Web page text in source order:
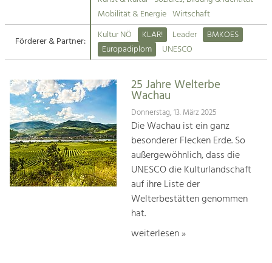
Suche
Impressum
Kontakt
Tourismus
Angebotsentwicklung und
Kunst & Kultur
Handwerk, Wissenschaft und Forschung.
Soziales, Bildung &
Identität
Gleichberechtigung, Jugend und
Integration
Mobilität & Energie
Klimawandel, öffentlicher Verkehr und
Mobilität & Energie Wirtschaft
Förderer & Partner:
Kultur NÖ KLAR! Leader
BMKOES
Europadiplom
UNESCO
25 Jahre Welterbe
Wachau
Donnerstag, 13. März 2025
Die Wachau ist ein ganz
besonderer Flecken Erde. So
außergewöhnlich, dass die
UNESCO die Kulturlandschaft
auf ihre Liste der
Welterbestätten genommen
hat.
weiterlesen »